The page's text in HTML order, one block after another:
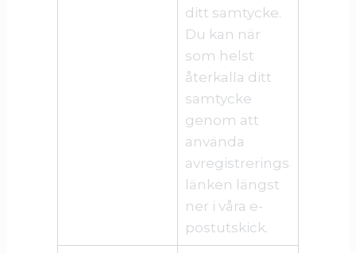
ditt samtycke.
Du kan när
som helst
återkalla ditt
samtycke
genom att
använda
avregistrerings
länken längst
ner i våra e-
postutskick.